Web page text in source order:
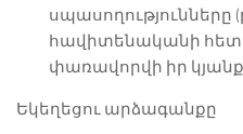
հավիտենականի հետ
փառավորվի իր
Եկեղեցու արձագանքը